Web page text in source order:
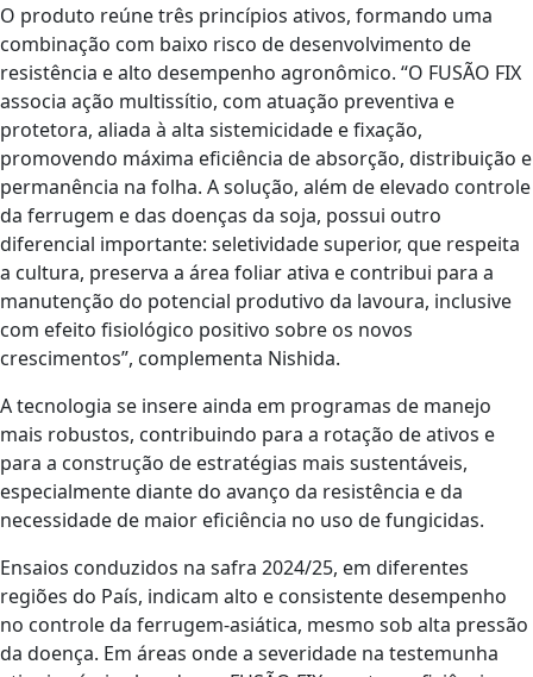
O produto reúne três princípios ativos, formando uma
combinação com baixo risco de desenvolvimento de
resistência e alto desempenho agronômico. “O FUSÃO FIX
associa ação multissítio, com atuação preventiva e
protetora, aliada à alta sistemicidade e fixação,
promovendo máxima eficiência de absorção, distribuição e
permanência na folha. A solução, além de elevado controle
da ferrugem e das doenças da soja, possui outro
diferencial importante: seletividade superior, que respeita
a cultura, preserva a área foliar ativa e contribui para a
manutenção do potencial produtivo da lavoura, inclusive
com efeito fisiológico positivo sobre os novos
crescimentos”, complementa Nishida.
A tecnologia se insere ainda em programas de manejo
mais robustos, contribuindo para a rotação de ativos e
para a construção de estratégias mais sustentáveis,
especialmente diante do avanço da resistência e da
necessidade de maior eficiência no uso de fungicidas.
Ensaios conduzidos na safra 2024/25, em diferentes
regiões do País, indicam alto e consistente desempenho
no controle da ferrugem-asiática, mesmo sob alta pressão
da doença. Em áreas onde a severidade na testemunha